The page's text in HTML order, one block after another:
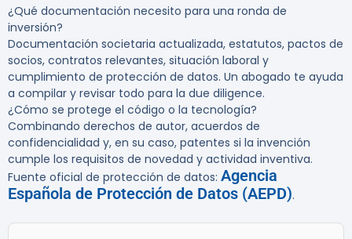
¿Qué documentación necesito para una ronda de
inversión?
Documentación societaria actualizada, estatutos, pactos de
socios, contratos relevantes, situación laboral y
cumplimiento de protección de datos. Un abogado te ayuda
a compilar y revisar todo para la due diligence.
¿Cómo se protege el código o la tecnología?
Combinando derechos de autor, acuerdos de
confidencialidad y, en su caso, patentes si la invención
cumple los requisitos de novedad y actividad inventiva.
Fuente oficial de protección de datos: Agencia
Española de Protección de Datos (AEPD).